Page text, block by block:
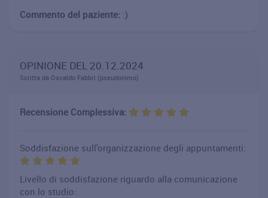
Commento del paziente: :)
OPINIONE DEL 20.12.2024
Scritta da Osvaldo Fabbri (pseudonimo)
Recensione Complessiva:
Soddisfazione sull'organizzazione degli appuntamenti:
Livello di soddisfazione riguardo alla comunicazione
con lo studio: